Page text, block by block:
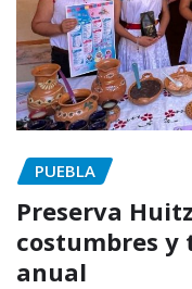
PUEBLA
Preserva
costumbres y
anual